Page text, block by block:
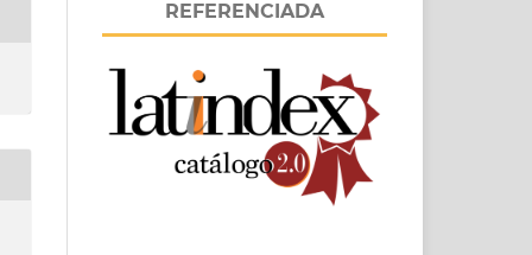
REFERENCIADA